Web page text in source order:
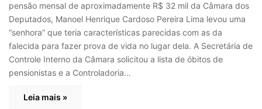
pensão mensal de aproximadamente R$ 32 mil da Câmara dos
Deputados, Manoel Henrique Cardoso Pereira Lima levou uma
“senhora” que teria características parecidas com as da
falecida para fazer prova de vida no lugar dela. A Secretária de
Controle Interno da Câmara solicitou a lista de óbitos de
pensionistas e a Controladoria…
Leia mais »